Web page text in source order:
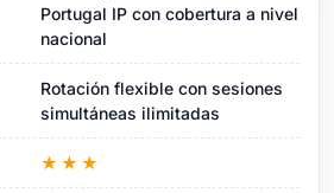
Portugal IP con cobertura a nivel
nacional
Rotación flexible con sesiones
simultáneas ilimitadas
★★★